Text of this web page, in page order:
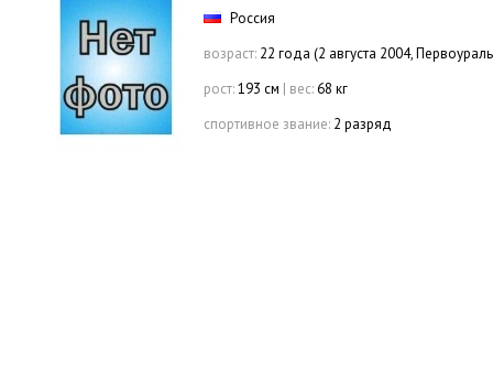
Россия
возраст: 22 года (2 августа 2004,
рост:193 см | вес:68 кг
спортивное звание: 2 разряд